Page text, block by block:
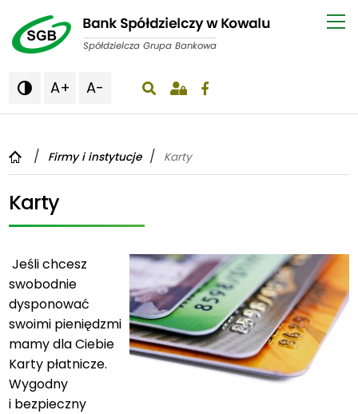
 A+ A-
Firmy i instytucje Karty
Karty
Jeśli chcesz
swobodnie
dysponować
swoimi pieniędzmi
mamy dla Ciebie
Karty płatnicze.
Wygodny
i bezpieczny